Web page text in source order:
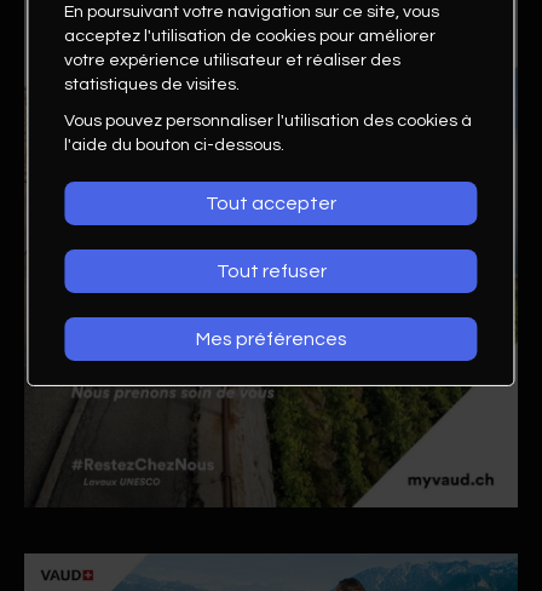
En poursuivant votre navigation sur ce site, vous
acceptez l'utilisation de cookies pour améliorer
votre expérience utilisateur et réaliser des
statistiques de visites.
Vous pouvez personnaliser l'utilisation des cookies à
l'aide du bouton ci-dessous.
Tout accepter
Tout refuser
Mes préférences